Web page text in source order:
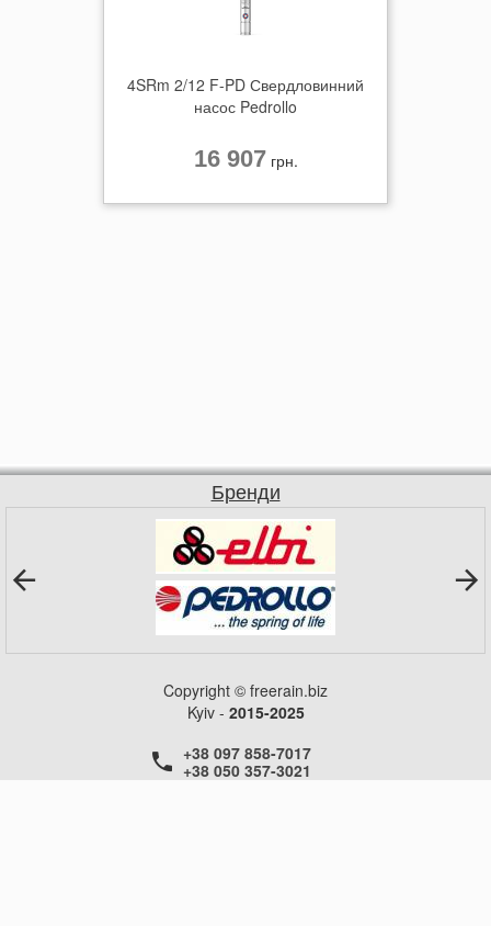
4SRm 2/12 F-PD Свердловинний
насос Pedrollo
16 907 грн.
Бренди
Copyright © freerain.biz
Kyiv - 2015-2025
+38 097 858-7017
+38 050 357-3021